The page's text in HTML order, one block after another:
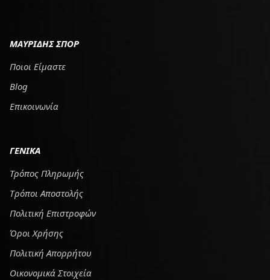
ΜΑΥΡΙΔΗΣ ΣΠΟΡ
Ποιοι Είμαστε
Blog
Επικοινωνία
ΓΕΝΙΚΑ
Τρόπος Πληρωμής
Tρόποι Αποστολής
Πολιτική Επιστροφών
Όροι Χρήσης
Πολιτική Απορρήτου
Οικονομικά Στοιχεία